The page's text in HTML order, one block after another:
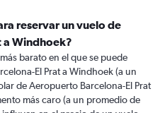
reservar un vuelo de
a Windhoek?
barato en el que se puede
El Prat a Windhoek (a un
de Aeropuerto Barcelona-El Prat
más caro (a un promedio de